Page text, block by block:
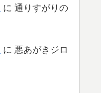
に 通りすがりの
に 悪あがきジロ